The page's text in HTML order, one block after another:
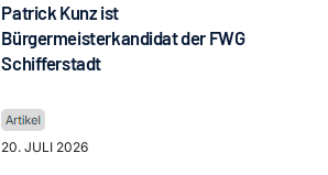
Patrick Kunz ist
Bürgermeisterkandidat der FWG
Schifferstadt
20. JULI 2026